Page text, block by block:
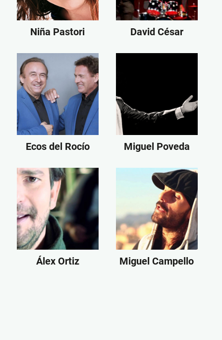
Niña Pastori David César
Ecos del Rocío Miguel Poveda
Álex Ortiz Miguel Campello